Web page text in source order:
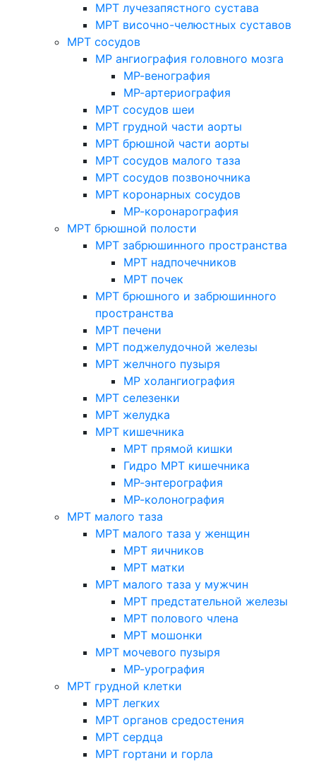
МРТ лучезапястного сустава
МРТ височно-челюстных суставов
МРТ сосудов
МР ангиография головного мозга
МР-венография
МР-артериография
МРТ сосудов шеи
МРТ грудной части аорты
МРТ брюшной части аорты
МРТ сосудов малого таза
МРТ сосудов позвоночника
МРТ коронарных сосудов
МР-коронарография
МРТ брюшной полости
МРТ забрюшинного пространства
МРТ надпочечников
МРТ почек
МРТ брюшного и забрюшинного
пространства
МРТ печени
МРТ поджелудочной железы
МРТ желчного пузыря
МР холангиография
МРТ селезенки
МРТ желудка
МРТ кишечника
МРТ прямой кишки
Гидро МРТ кишечника
МР-энтерография
МР-колонография
МРТ малого таза
МРТ малого таза у женщин
МРТ яичников
МРТ матки
МРТ малого таза у мужчин
МРТ предстательной железы
МРТ полового члена
МРТ мошонки
МРТ мочевого пузыря
МР-урография
МРТ грудной клетки
МРТ легких
МРТ органов средостения
МРТ сердца
МРТ гортани и горла